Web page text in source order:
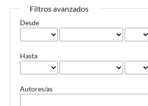
Filtros avanzados
Desde
Hasta
Autores/as